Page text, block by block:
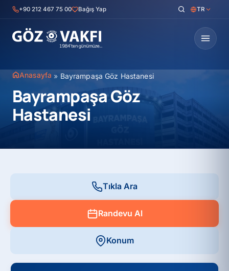
İçeriğe+90 212 467 75 00 Bağış Yap TR
Anasayfa » Bayrampaşa Göz Hastanesi
Bayrampaşa Göz
Hastanesi
Tıkla Ara
Randevu Al
Konum